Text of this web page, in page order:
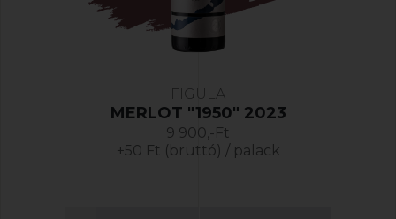
FIGULA
MERLOT "1950" 2023
9 900,-Ft
+50 Ft (bruttó) / palack